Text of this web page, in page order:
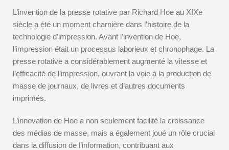
L’invention de la presse rotative par Richard Hoe au XIXe
siècle a été un moment charnière dans l’histoire de la
technologie d’impression. Avant l’invention de Hoe,
l’impression était un processus laborieux et chronophage. La
presse rotative a considérablement augmenté la vitesse et
l’efficacité de l’impression, ouvrant la voie à la production de
masse de journaux, de livres et d’autres documents
imprimés.
L’innovation de Hoe a non seulement facilité la croissance
des médias de masse, mais a également joué un rôle crucial
dans la diffusion de l’information, contribuant aux